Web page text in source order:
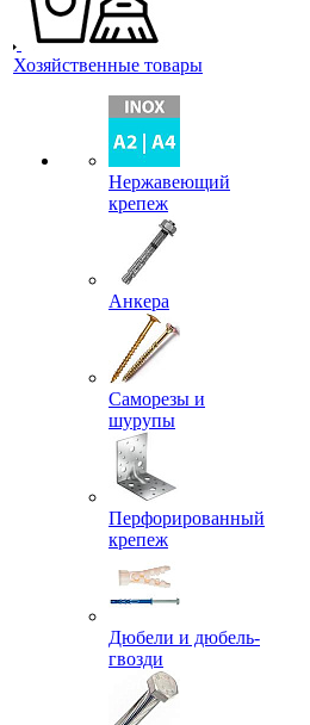
Хозяйственные товары
Нержавеющий
крепеж
Анкера
Саморезы и
шурупы
Перфорированный
крепеж
Дюбели и дюбель-
гвозди